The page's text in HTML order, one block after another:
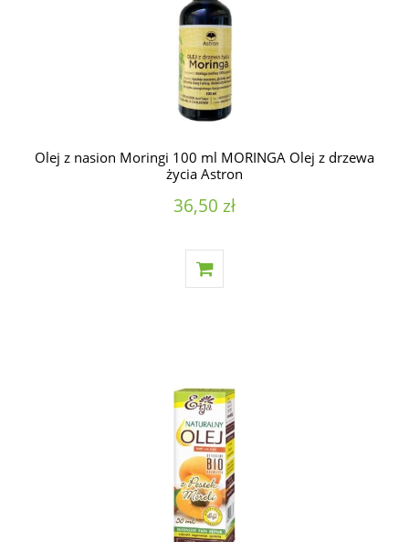
Olej z nasion Moringi 100 ml MORINGA Olej z drzewa
życia Astron
36,50 zł